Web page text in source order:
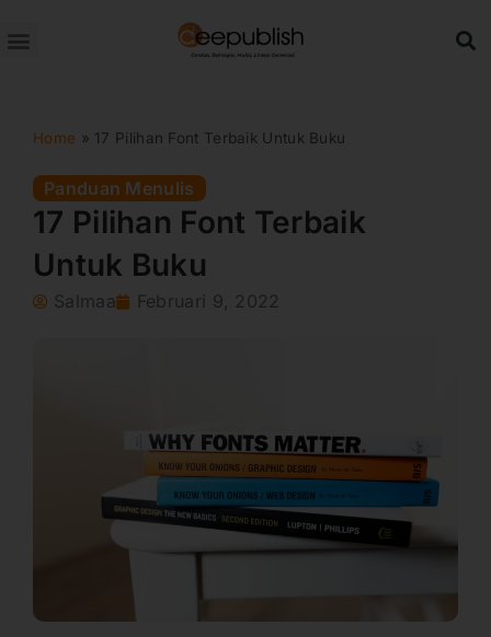
ke
Home » 17 Pilihan Font Terbaik Untuk Buku
Panduan Menulis
17 Pilihan Font Terbaik
Untuk Buku
Salmaa Februari 9, 2022